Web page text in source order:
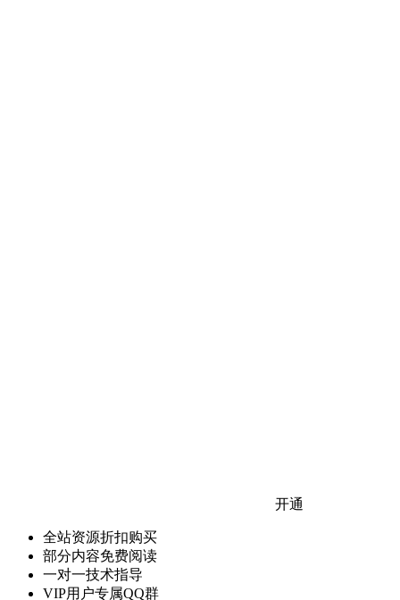
开通
全站资源折扣购买
部分内容免费阅读
一对一技术指导
VIP用户专属QQ群